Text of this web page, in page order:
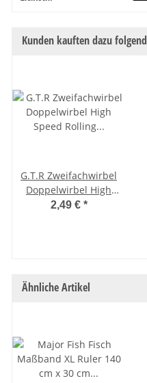
Kunden kauften dazu
G.T.R Zweifachwirbel
Doppelwirbel High
Speed Rolling Wirbel
2,49 € *
Ähnliche Artikel